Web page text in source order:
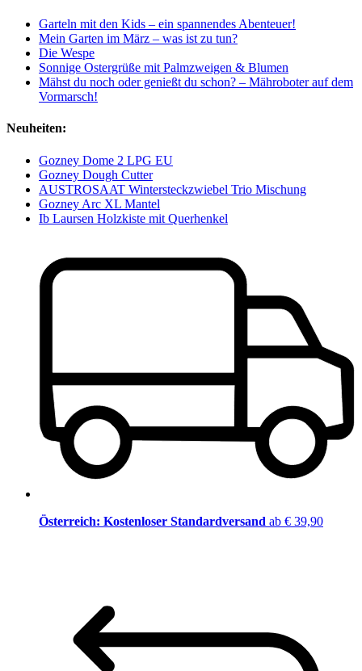
Garteln mit den Kids – ein spannendes Abenteuer!
Mein Garten im März – was ist zu tun?
Die Wespe
Sonnige Ostergrüße mit Palmzweigen & Blumen
Mähst du noch oder genießt du schon? – Mähroboter auf dem
Vormarsch!
Neuheiten:
Gozney Dome 2 LPG EU
Gozney Dough Cutter
AUSTROSAAT Wintersteckzwiebel Trio Mischung
Gozney Arc XL Mantel
Ib Laursen Holzkiste mit Querhenkel
Österreich: Kostenloser Standardversand ab € 39,90